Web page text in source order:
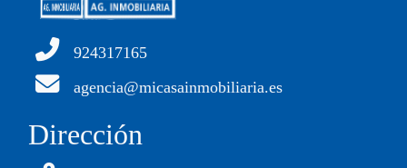
924317165
agencia@micasainmobiliaria.es
Dirección